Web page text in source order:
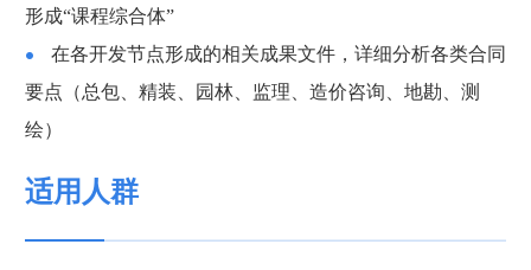
形成“课程综合体”
在各开发节点形成的相关成果文件，详细分析各类合同
要点（总包、精装、园林、监理、造价咨询、地勘、测
绘）
适用人群